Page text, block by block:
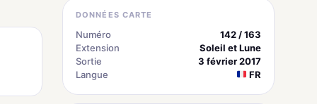
DONNÉES CARTE
Numéro
142 / 163
Extension
Soleil et Lune
Sortie
3 février 2017
Langue
FR